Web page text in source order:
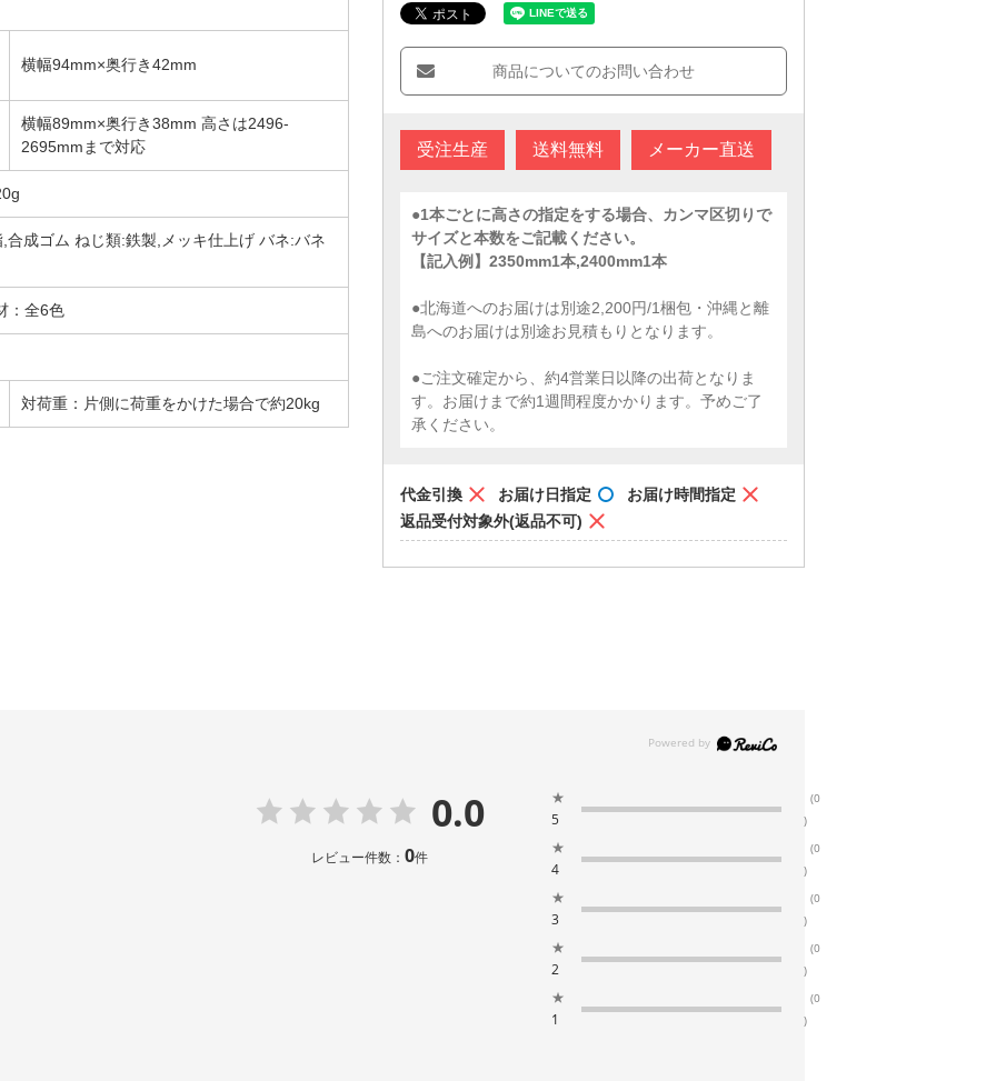
横幅94mm×奥行き42mm
横幅89mm×奥行き38mm 高さは2496-
2695mmまで対応
合成ゴム ねじ類:鉄製,メッキ仕上げ バネ:バネ
：全6色
対荷重：片側に荷重をかけた場合で約20kg
商品についてのお問い合わせ
受注生産 送料無料 メーカー直送
●1本ごとに高さの指定をする場合、カンマ区切りで
サイズと本数をご記載ください。
【記入例】2350mm1本,2400mm1本
●北海道へのお届けは別途2,200円/1梱包・沖縄と離
島へのお届けは別途お見積もりとなります。
●ご注文確定から、約4営業日以降の出荷となりま
す。お届けまで約1週間程度かかります。予めご了
承ください。
代金引換 お届け日指定
お届け時間指定
返品受付対象外(返品不可)
0.0
レビュー件数： 0件
★
5
(0
)
★
4
(0
)
★
3
(0
)
★
2
(0
)
★
1
(0
)